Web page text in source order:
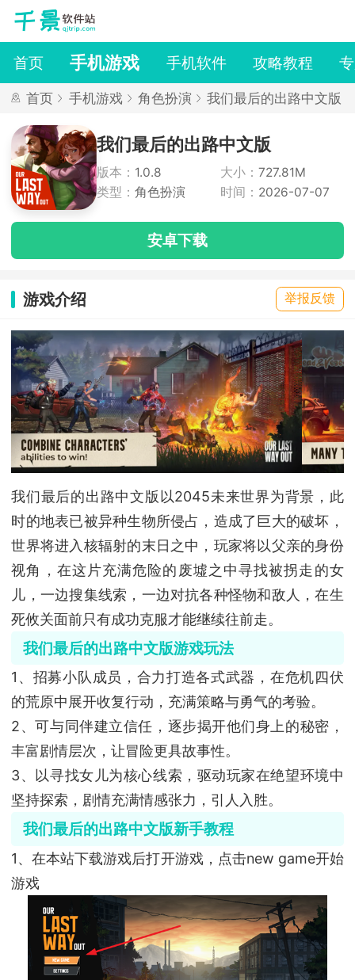
首页 手机游戏 手机软件 攻略教程
首页 手机游戏 角色扮演 我们最后的出路中文版
我们最后的出路中文版
版本： 1.0.8 大小： 727.81M
类型： 角色扮演 时间： 2026-07-07
安卓下载
游戏介绍 举报反馈
我们最后的出路中文版以2045未来世界为背景，此
时的地表已被异种生物所侵占，造成了巨大的破坏，
世界将进入核辐射的末日之中，玩家将以父亲的身份
视角，在这片充满危险的废墟之中寻找被拐走的女
儿，一边搜集线索，一边对抗各种怪物和敌人，在生
死攸关面前只有成功克服才能继续往前走。
我们最后的出路中文版游戏玩法
1、招募小队成员，合力打造各式武器，在危机四伏
的荒原中展开收复行动，充满策略与勇气的考验。
2、可与同伴建立信任，逐步揭开他们身上的秘密，
丰富剧情层次，让冒险更具故事性。
3、以寻找女儿为核心线索，驱动玩家在绝望环境中
坚持探索，剧情充满情感张力，引人入胜。
我们最后的出路中文版新手教程
1、在本站下载游戏后打开游戏，点击new game开始
游戏